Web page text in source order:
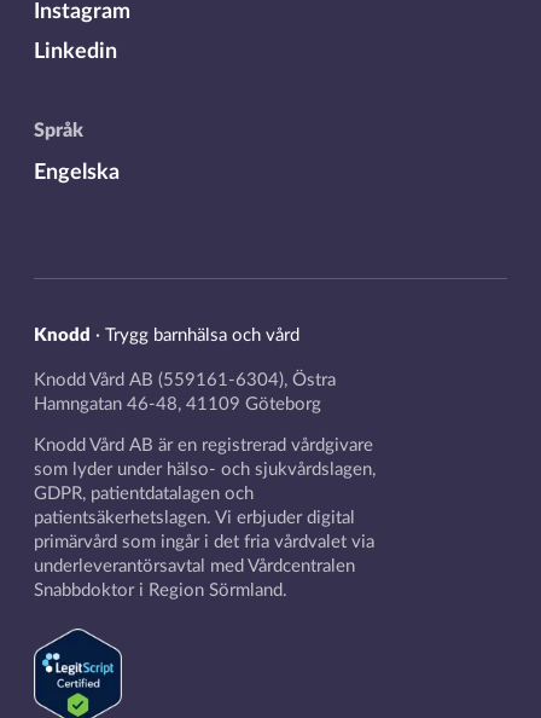
Instagram
Linkedin
Språk
Engelska
Knodd · Trygg barnhälsa och vård
Knodd Vård AB (559161-6304), Östra
Hamngatan 46-48, 41109 Göteborg
Knodd Vård AB är en registrerad vårdgivare
som lyder under hälso- och sjukvårdslagen,
GDPR, patientdatalagen och
patientsäkerhetslagen. Vi erbjuder digital
primärvård som ingår i det fria vårdvalet via
underleverantörsavtal med Vårdcentralen
Snabbdoktor i Region Sörmland.